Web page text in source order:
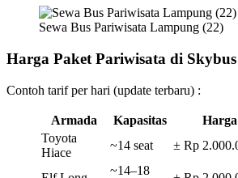
Sewa Bus Pariwisata Lampung (22)
Harga Paket Pariwisata di
Contoh tarif per hari (update terbaru) :
Armada Kapasitas
Toyota
Hiace
~14 seat ± Rp
~14–18